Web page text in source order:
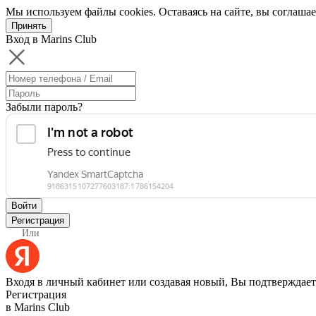
Мы используем файлы cookies. Оставаясь на сайте, вы
Принять
Вход в Marins Club
Забыли пароль?
Войти
Регистрация
Или
Входя в личный кабинет или создавая новый, Вы
Регистрация
в Marins Club